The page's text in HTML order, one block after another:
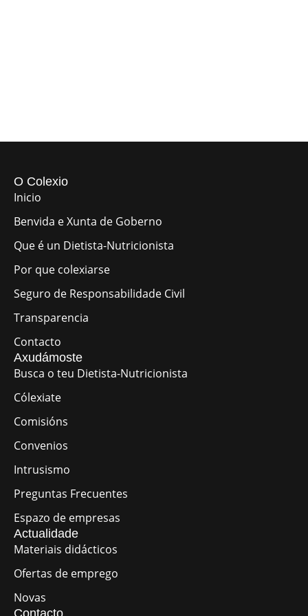
O Colexio
Inicio
Benvida e Xunta de Goberno
Que é un Dietista-Nutricionista
Por que colexiarse
Seguro de Responsabilidade Civil
Transparencia
Contacto
Axudámoste
Busca o teu Dietista-Nutricionista
Cólexiate
Comisións
Convenios
Intrusismo
Preguntas Frecuentes
Espazo de empresas
Actualidade
Materiais didácticos
Ofertas de emprego
Novas
Contacto